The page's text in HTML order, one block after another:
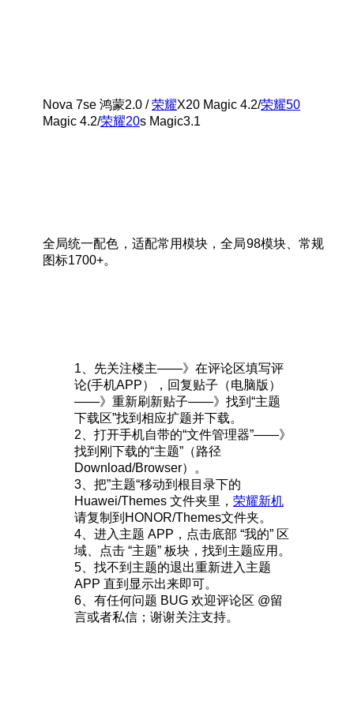
Nova 7se 鸿蒙2.0 /荣耀X20 Magic 4.2/荣耀50
Magic 4.2/荣耀20s Magic3.1
全局统一配色，适配常用模块，全局98模块、常规
图标1700+。
1、先关注楼主——》在评论区填写评
论(手机APP），回复贴子（电脑版）
——》重新刷新贴子——》找到“主题
下载区”找到相应扩题并下载。
2、打开手机自带的“文件管理器”——》
找到刚下载的“主题”（路径
Download/Browser）。
3、把”主题“移动到根目录下的
Huawei/Themes 文件夹里， 荣耀新机
请复制到HONOR/Themes文件夹。
4、进入主题 APP，点击底部 “我的” 区
域、点击 “主题” 板块，找到主题应用。
5、找不到主题的退出重新进入主题
APP 直到显示出来即可。
6、有任何问题 BUG 欢迎评论区 @留
言或者私信；谢谢关注支持。